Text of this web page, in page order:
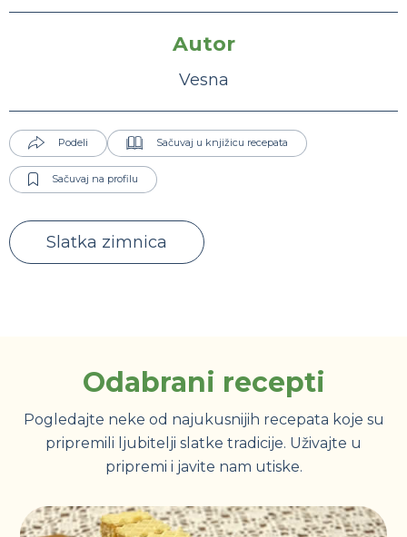
Autor
Vesna
Podeli Sačuvaj u knjižicu recepata
Sačuvaj na profilu
Slatka zimnica
Odabrani recepti
Pogledajte neke od najukusnijih recepata koje su
pripremili ljubitelji slatke tradicije. Uživajte u
pripremi i javite nam utiske.